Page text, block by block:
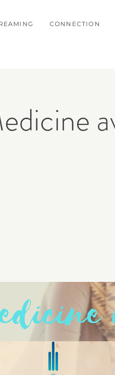
CONNECTION